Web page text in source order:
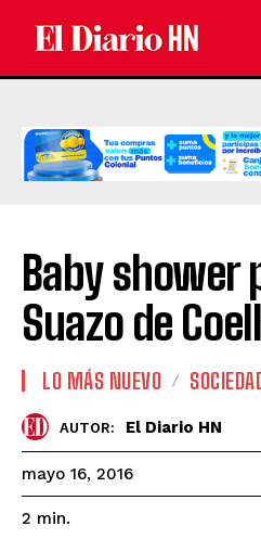
Baby shower
Suazo de
LO MÁS NUEVO
AUTOR: El Diario HN
mayo 16, 2016
2 min.